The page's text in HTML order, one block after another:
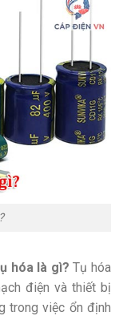
hóa là gì? Tụ hóa
điện và thiết bị
trong việc ổn định